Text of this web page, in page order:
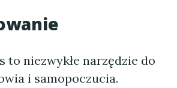
to niezwykłe narzędzie do
i samopoczucia.